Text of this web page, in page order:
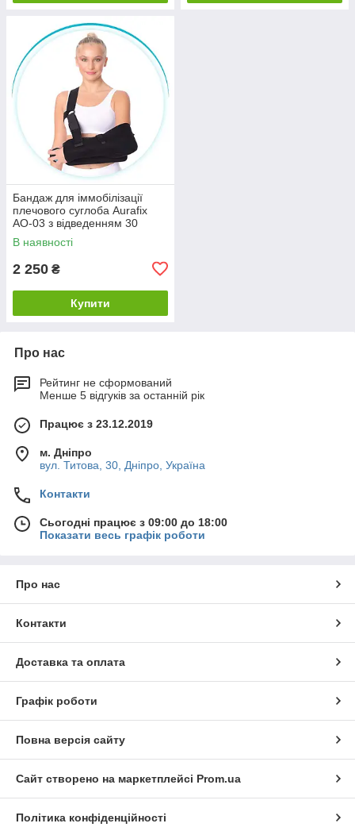
Бандаж для іммобілізації
плечового суглоба Aurafix
AO-03 з відведенням 30
градусів
В наявності
2 250 ₴
Купити
Про нас
Рейтинг не сформований
Менше 5 відгуків за останній рік
Працює з 23.12.2019
м. Дніпро
вул. Титова, 30, Дніпро, Україна
Контакти
Сьогодні працює з 09:00 до 18:00
Показати весь графік роботи
Про нас
Контакти
Доставка та оплата
Графік роботи
Повна версія сайту
Сайт створено на маркетплейсі Prom.ua
Політика конфіденційності